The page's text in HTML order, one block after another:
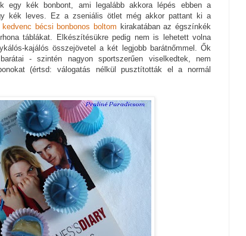
egy kék bonbont, ami legalább akkora lépés ebben a
kék leves. Ez a zseniális ötlet még akkor pattant ki a
kedvenc bécsi bonbonos boltom kirakatában az égszínkék
táblákat. Elkészítésükre pedig nem is lehetett volna
kajálós összejövetel a két legjobb barátnőmmel. Ők
- szintén nagyon sportszerűen viselkedtek, nem
(értsd: válogatás nélkül pusztították el a normál